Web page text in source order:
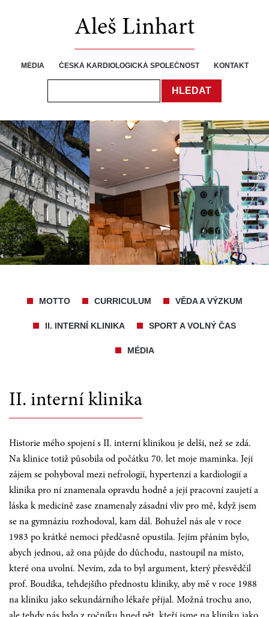
Aleš Linhart
MÉDIA ČESKÁ KARDIOLOGICKÁ SPOLEČNOST KONTAKT
MOTTO CURRICULUM VĚDA A VÝZKUM
II. INTERNÍ KLINIKA SPORT A VOLNÝ ČAS
MÉDIA
II. interní klinika
Historie mého spojení s II. interní klinikou je delší, než se zdá.
Na klinice totiž působila od počátku 70. let moje maminka. Její
zájem se pohyboval mezi nefrologií, hypertenzí a kardiologií a
klinika pro ní znamenala opravdu hodně a její pracovní zaujetí a
láska k medicíně zase znamenaly zásadní vliv pro mě, když jsem
se na gymnáziu rozhodoval, kam dál. Bohužel nás ale v roce
1983 po krátké nemoci předčasně opustila. Jejím přáním bylo,
abych jednou, až ona půjde do důchodu, nastoupil na místo,
které ona uvolní. Nevím, zda to byl argument, který přesvědčil
prof. Boudíka, tehdejšího přednostu kliniky, aby mě v roce 1988
na kliniku jako sekundárního lékaře přijal. Možná trochu ano,